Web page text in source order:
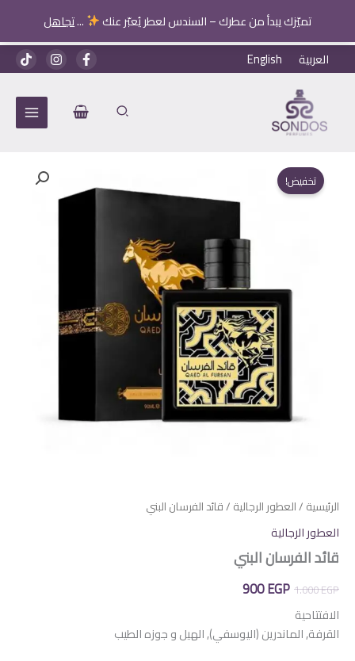
تميّزك يبدأ من عطرك – السندس لعطر يُعبّر عنك ...تجاهل
تخطي
إلى
العربية English
تخفيض!
الرئيسية /العطور الرجالية / قائد الفرسان البني
العطور الرجالية
قائد الفرسان البني
1.000EGP
السعر
هو:
900EGP
السعر
هو:
الافتتاحية
القرفة, الماندرين (اليوسفي), الهيل و جوزه الطيب